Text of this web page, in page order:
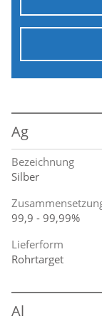
Ag
Bezeichnung
Silber
99,9 - 99,99%
Lieferform
Rohrtarget
Al